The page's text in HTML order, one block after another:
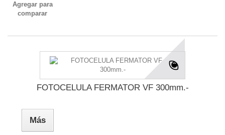
Agregar para
comparar
FOTOCELULA FERMATOR VF 300mm.-
Más